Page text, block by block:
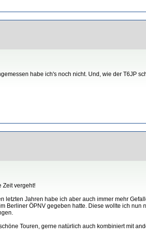
habe ich's noch nicht. Und, wie der T6JP
Zeit vergeht!
letzten Jahren habe ich aber auch immer mehr
Berliner ÖPNV gegeben hatte. Diese wollte ich
Touren, gerne natürlich auch kombiniert mit